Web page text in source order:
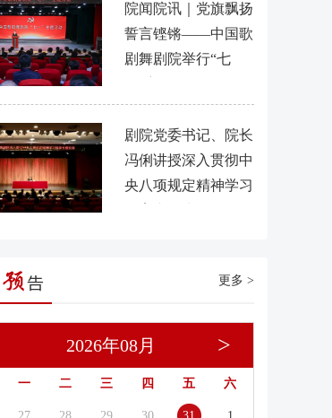
院闻院讯｜党旗飘扬
誓言铿锵——中国歌
剧舞剧院举行“七
剧院党委书记、院长
冯俐讲授深入贯彻中
央八项规定精神学习
更多 >
2026年08月 >
一 二 三 四 五 六